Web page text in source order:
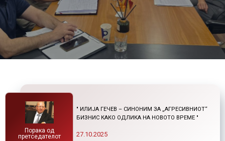
Порака од
претседателот
" ИЛИЈА ГЕЧЕВ – СИНОНИМ ЗА „АГРЕСИВНИОТ“
БИЗНИС КАКО ОДЛИКА НА НОВОТО ВРЕМЕ "
27.10.2025